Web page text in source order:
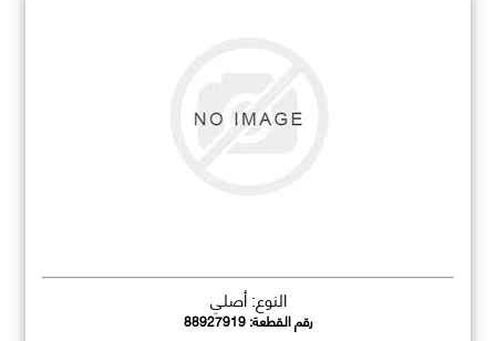
النوع: أصلي
رقم القطعة:88927919